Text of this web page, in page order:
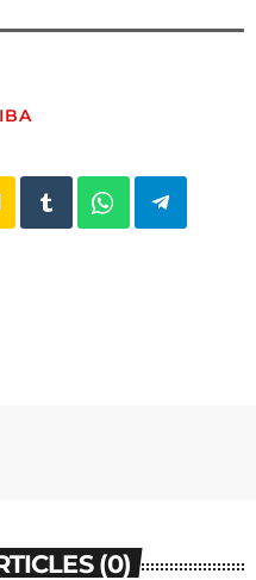
(0)